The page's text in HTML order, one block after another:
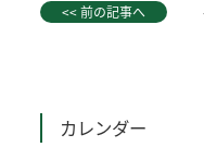
<< 前の記事へ
カレンダー